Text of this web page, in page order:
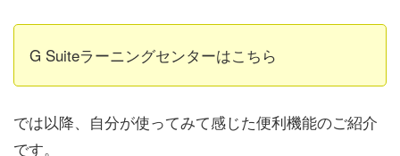
G Suiteラーニングセンターはこちら
では以降、自分が使ってみて感じた便利機能のご紹介
です。